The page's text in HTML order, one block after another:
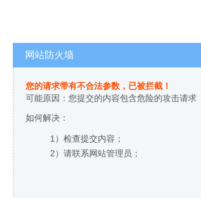
网站防火墙
您的请求带有不合法参数，已被拦截！
可能原因：您提交的内容包含危险的攻击请求
如何解决：
1）检查提交内容；
2）请联系网站管理员；